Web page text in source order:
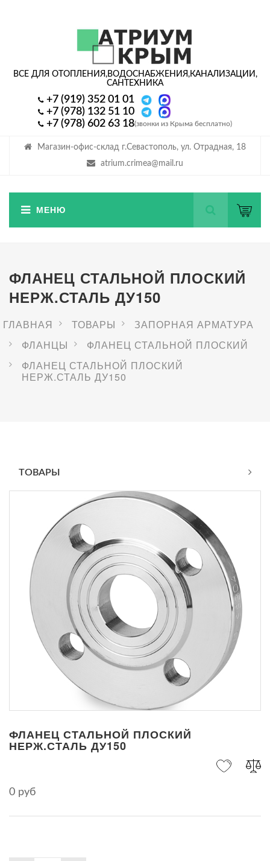
Магазин-офис-склад г.Севастополь, ул. Отрадная, 18
atrium.crimea@mail.ru
ВСЕ ДЛЯ ОТОПЛЕНИЯ,ВОДОСНАБЖЕНИЯ,КАНАЛИЗАЦИИ,
САНТЕХНИКА
+7 (919) 352 01 01
+7 (978) 132 51 10
+7 (978) 602 63 18(звонки из Крыма бесплатно)
ФЛАНЕЦ СТАЛЬНОЙ ПЛОСКИЙ
НЕРЖ.СТАЛЬ ДУ150
ГЛАВНАЯ ТОВАРЫ
ЗАПОРНАЯ АРМАТУРА
ФЛАНЦЫ
ФЛАНЕЦ СТАЛЬНОЙ ПЛОСКИЙ
ФЛАНЕЦ СТАЛЬНОЙ ПЛОСКИЙ
НЕРЖ.СТАЛЬ ДУ150
ТОВАРЫ
ФЛАНЕЦ СТАЛЬНОЙ ПЛОСКИЙ
НЕРЖ.СТАЛЬ ДУ150
0 руб